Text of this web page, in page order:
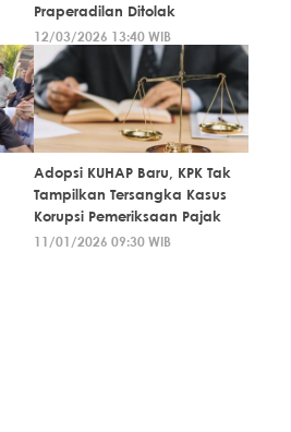
Praperadilan Ditolak
12/03/2026 13:40 WIB
Adopsi KUHAP Baru, KPK Tak
Tampilkan Tersangka Kasus
Korupsi Pemeriksaan Pajak
11/01/2026 09:30 WIB